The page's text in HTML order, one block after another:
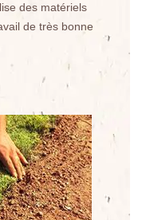
des matériels
de très bonne